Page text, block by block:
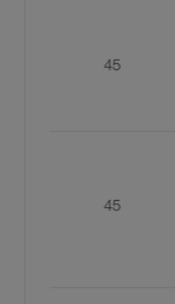
45
45